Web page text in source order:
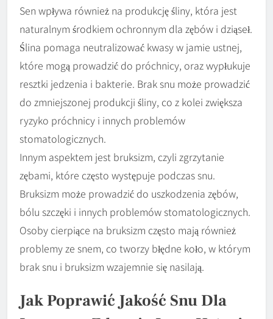
Sen wpływa również na produkcję śliny, która jest
naturalnym środkiem ochronnym dla zębów i dziąseł.
Ślina pomaga neutralizować kwasy w jamie ustnej,
które mogą prowadzić do próchnicy, oraz wypłukuje
resztki jedzenia i bakterie. Brak snu może prowadzić
do zmniejszonej produkcji śliny, co z kolei zwiększa
ryzyko próchnicy i innych problemów
stomatologicznych.
Innym aspektem jest bruksizm, czyli zgrzytanie
zębami, które często występuje podczas snu.
Bruksizm może prowadzić do uszkodzenia zębów,
bólu szczęki i innych problemów stomatologicznych.
Osoby cierpiące na bruksizm często mają również
problemy ze snem, co tworzy błędne koło, w którym
brak snu i bruksizm wzajemnie się nasilają.
Jak Poprawić Jakość Snu Dla